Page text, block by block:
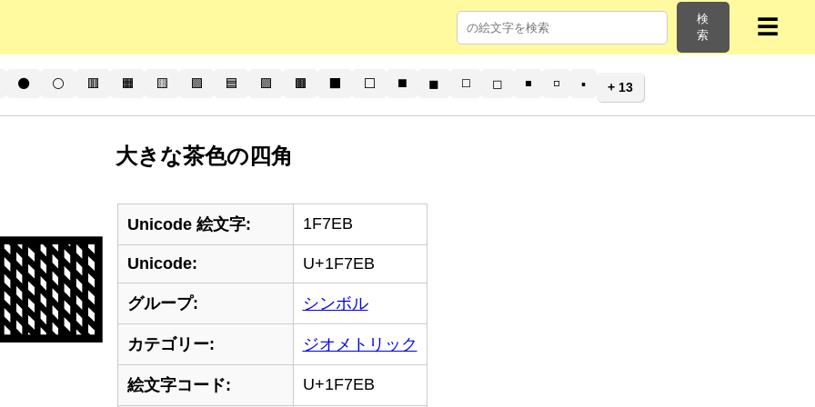
検
索
☰
⚫ ⚪ 🟥 🟧 🟨 🟩 🟦 🟪 🟫 ⬜ ◼️ ◼ ◻️ ◻ ◾ ◽ ▪️ + 13
大きな茶色の四角
Unicode 絵文字: 1F7EB
Unicode: U+1F7EB
グループ: シンボル
カテゴリー: ジオメトリック
絵文字コード: U+1F7EB